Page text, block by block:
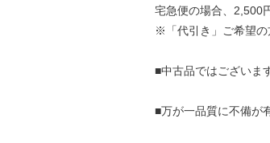
宅急便の場合、2,500
※「代引き」ご希望の
■中古品ではございま
■万が一品質に不備が